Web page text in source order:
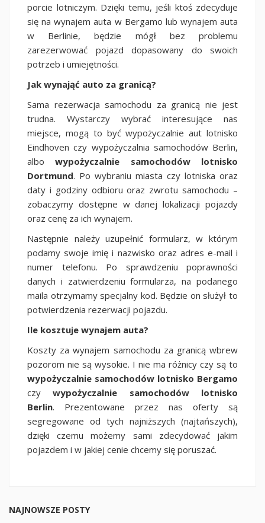
porcie lotniczym. Dzięki temu, jeśli ktoś zdecyduje
się na wynajem auta w Bergamo lub wynajem auta
w Berlinie, będzie mógł bez problemu
zarezerwować pojazd dopasowany do swoich
potrzeb i umiejętności.
Jak wynająć auto za granicą?
Sama rezerwacja samochodu za granicą nie jest
trudna. Wystarczy wybrać interesujące nas
miejsce, mogą to być wypożyczalnie aut lotnisko
Eindhoven czy wypożyczalnia samochodów Berlin,
albowypożyczalnie samochodów lotnisko
Dortmund. Po wybraniu miasta czy lotniska oraz
daty i godziny odbioru oraz zwrotu samochodu –
zobaczymy dostępne w danej lokalizacji pojazdy
oraz cenę za ich wynajem.
Następnie należy uzupełnić formularz, w którym
podamy swoje imię i nazwisko oraz adres e-mail i
numer telefonu. Po sprawdzeniu poprawności
danych i zatwierdzeniu formularza, na podanego
maila otrzymamy specjalny kod. Będzie on służył to
potwierdzenia rezerwacji pojazdu.
Ile kosztuje wynajem auta?
Koszty za wynajem samochodu za granicą wbrew
pozorom nie są wysokie. I nie ma różnicy czy są to
wypożyczalnie samochodów lotnisko Bergamo
czywypożyczalnie samochodów lotnisko
Berlin. Prezentowane przez nas oferty są
segregowane od tych najniższych (najtańszych),
dzięki czemu możemy sami zdecydować jakim
pojazdem i w jakiej cenie chcemy się poruszać.
NAJNOWSZE POSTY